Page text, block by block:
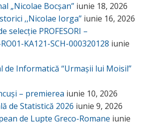
„Nicolae Bocșan” iunie 18, 2026
,,Nicolae Iorga” iunie 16, 2026
selecție PROFESORI –
KA121-SCH-000320128 iunie
de Informatică “Urmașii lui Moisil”
– premierea iunie 10, 2026
de Statistică 2026 iunie 9, 2026
de Lupte Greco-Romane iunie